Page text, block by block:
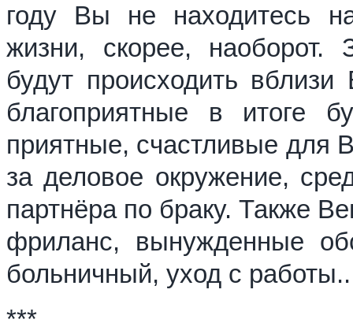
году Вы не находитесь
жизни, скорее, наоборот.
будут происходить
благоприятные в итоге
приятные, счастливые для
за деловое окружение,
партнёра по браку. Также
фриланс, вынужденные
больничный, уход с
***